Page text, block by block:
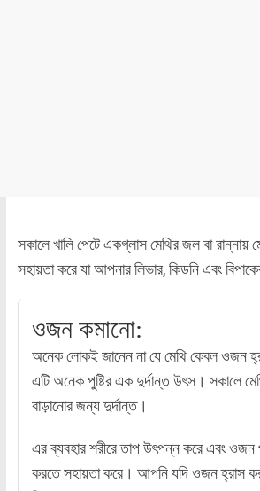
সকালে খালি পেটে একগ্লাস মেথির জল বা
সহায়তা করে যা আপনার লিভার, কিডনি এবং
ওজন কমানো:
অনেক লোকই জানেন না যে মেথি কেবল ওজন
এটি অনেক পুষ্টির এক দুর্দান্ত উৎস। সকালে
বাড়ানোর জন্য দুর্দান্ত।
এর ব্যবহার শরীরে তাপ উৎপন্ন করে এবং ওজন
করতে সহায়তা করে। আপনি যদি ওজন হ্রাস